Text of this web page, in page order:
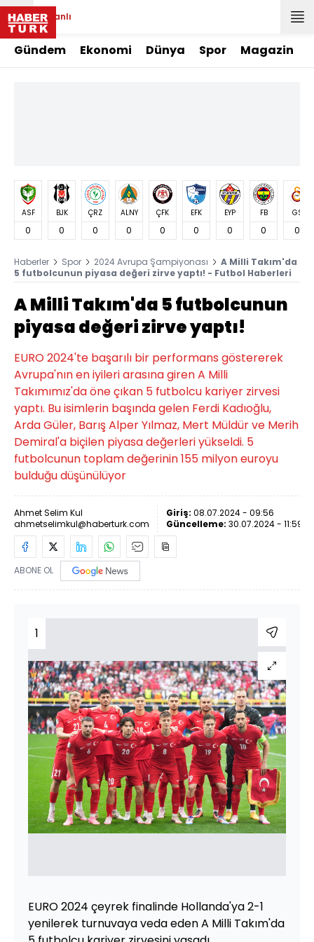
Canlı
Gündem Ekonomi Dünya Spor Magazin
ASF
0
BJK
0
ÇRZ
0
ALNY
0
ÇFK
0
EFK
0
EYP
0
FB
0
GS
0
Haberler Spor 2024 Avrupa Şampiyonası
A Milli Takım'da
5 futbolcunun piyasa değeri zirve yaptı! - Futbol Haberleri
A Milli Takım'da 5 futbolcunun
piyasa değeri zirve yaptı!
EURO 2024'te başarılı bir performans göstererek
Avrupa'nın en iyileri arasına giren A Milli
Takımımız'da öne çıkan 5 futbolcu kariyer zirvesi
yaptı. Bu isimlerin başında gelen Ferdi Kadıoğlu,
Arda Güler, Barış Alper Yılmaz, Mert Müldür ve Merih
Demiral'a biçilen piyasa değerleri yükseldi. 5
futbolcunun toplam değerinin 155 milyon euroyu
bulduğu düşünülüyor
Ahmet Selim Kul
ahmetselimkul@haberturk.com
Giriş: 08.07.2024 - 09:56
Güncelleme: 30.07.2024 - 11:59
ABONE OL
1
EURO 2024 çeyrek finalinde Hollanda'ya 2-1
yenilerek turnuvaya veda eden A Milli Takım'da